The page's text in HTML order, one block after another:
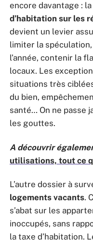
encore davantage : la
d’habitation sur les
devient un levier
limiter la
l’année, contenir la
locaux. Les
situations très
du bien,
santé… On ne passe
les gouttes.
A découvrir
utilisations, tout ce
L’autre dossier à
logements vacants.
s’abat sur les
inoccupés, sans
la taxe d’habitation.